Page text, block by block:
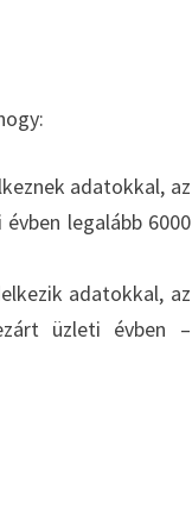
adatokkal, az
legalább 6000
adatokkal, az
üzleti évben –